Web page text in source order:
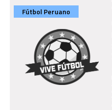
Fútbol Peruano